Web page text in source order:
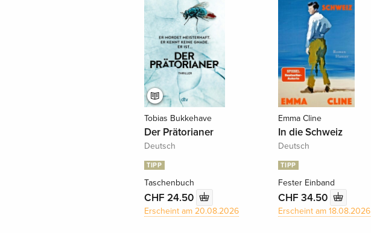
Tobias Bukkehave
Der Prätorianer
Deutsch
TIPP
Taschenbuch
CHF 24.50
Erscheint am 20.08.2026
Emma Cline
In die Schweiz
Deutsch
TIPP
Fester Einband
CHF 34.50
Erscheint am 18.08.2026